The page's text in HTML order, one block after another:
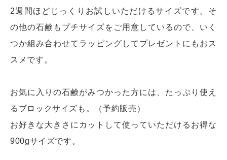
2週間ほどじっくりお試しいただけるサイズです。そ
の他の石鹸もプチサイズをご用意しているので、いく
つか組み合わせてラッピングしてプレゼントにもおス
スメです。
お気に入りの石鹸がみつかった方には、たっぷり使え
るブロックサイズも。（予約販売）
お好きな大きさにカットして使っていただけるお得な
900gサイズです。